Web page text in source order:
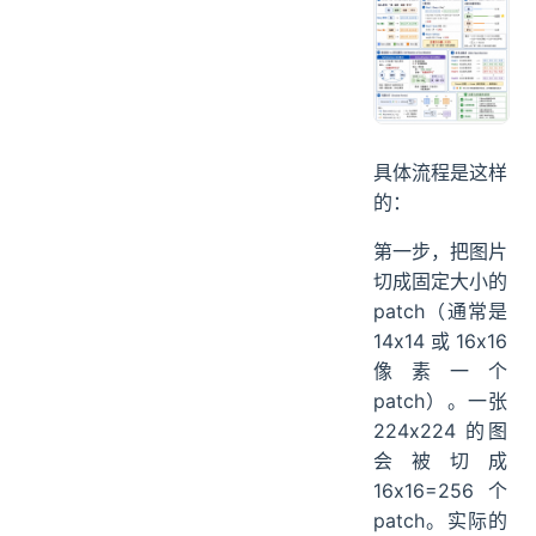
具体流程是这样
的：
第一步，把图片
切成固定大小的
patch（通常是
14x14 或 16x16
像素一个
patch）。一张
224x224 的图
会被切成
16x16=256 个
patch。实际的